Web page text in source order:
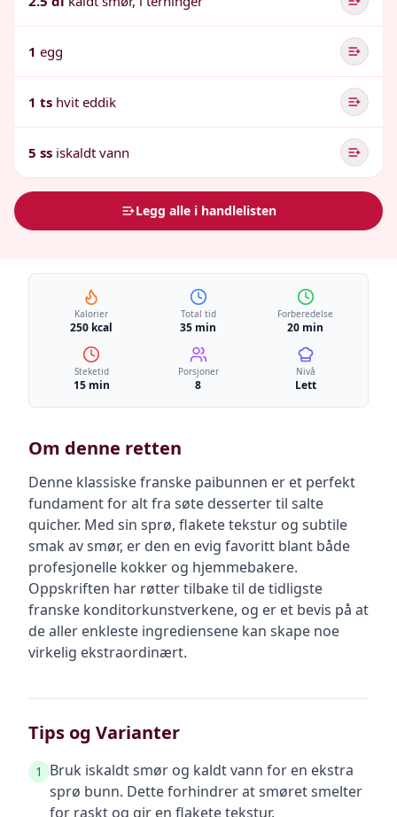
1 egg
1 ts hvit eddik
5 ss iskaldt vann
Legg alle i handlelisten
Kalorier
250 kcal
Total tid
35 min
Forberedelse
20 min
Steketid
15 min
Porsjoner
8
Nivå
Lett
Om denne retten
Denne klassiske franske paibunnen er et perfekt
fundament for alt fra søte desserter til salte
quicher. Med sin sprø, flakete tekstur og subtile
smak av smør, er den en evig favoritt blant både
profesjonelle kokker og hjemmebakere.
Oppskriften har røtter tilbake til de tidligste
franske konditorkunstverkene, og er et bevis på at
de aller enkleste ingrediensene kan skape noe
virkelig ekstraordinært.
Tips og Varianter
1
Bruk iskaldt smør og kaldt vann for en ekstra
sprø bunn. Dette forhindrer at smøret smelter
for raskt og gir en flakete tekstur.